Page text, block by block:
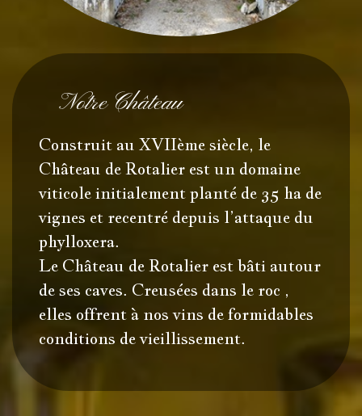
Notre Château
Construit au XVIIème siècle, le
Château de Rotalier est un domaine
viticole initialement planté de 35 ha de
vignes et recentré depuis l’attaque du
phylloxera.
Le Château de Rotalier est bâti autour
de ses caves. Creusées dans le roc ,
elles offrent à nos vins de formidables
conditions de vieillissement.